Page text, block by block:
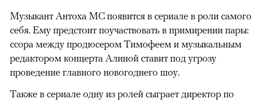
Музыкант Антоха МС появится в сериале в роли самого
себя. Ему предстоит поучаствовать в примирении пары:
ссора между продюсером Тимофеем и музыкальным
редактором концерта Алиной ставит под угрозу
проведение главного новогоднего шоу.
Также в сериале одну из ролей сыграет директор по